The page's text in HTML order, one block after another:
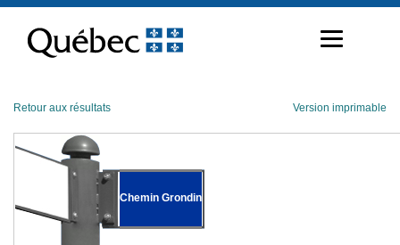
contenu
Retour aux résultats Version imprimable
Chemin Grondin